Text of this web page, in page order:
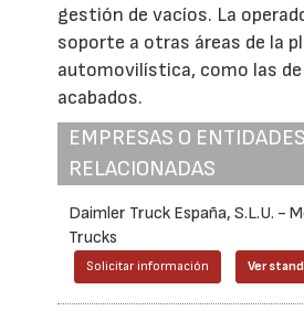
gestión de vacíos. La
soporte a otras áreas de la
automovilística, como las
acabados.
EMPRESAS O ENTIDADES
RELACIONADAS
Daimler Truck España, S.L.U. -
Trucks
Solicitar información Ver